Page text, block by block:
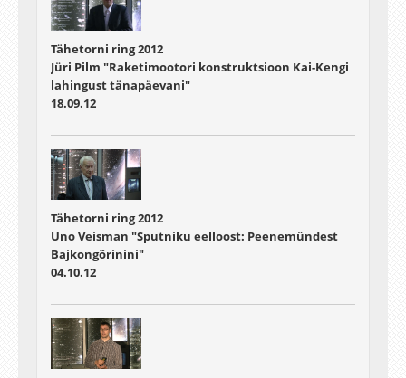
Tähetorni ring 2012
Jüri Pilm "Raketimootori konstruktsioon Kai-Kengi
lahingust tänapäevani"
18.09.12
Tähetorni ring 2012
Uno Veisman "Sputniku eelloost: Peenemündest
Bajkongõrinini"
04.10.12